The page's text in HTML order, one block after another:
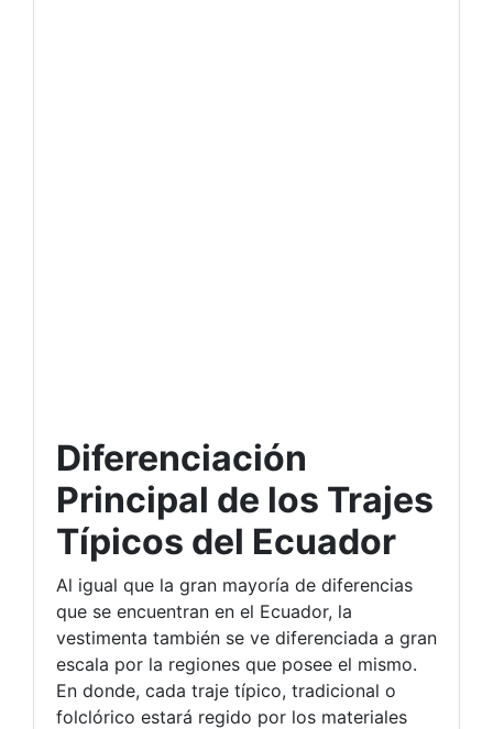
Diferenciación
Principal de los Trajes
Típicos del Ecuador
Al igual que la gran mayoría de diferencias
que se encuentran en el Ecuador, la
vestimenta también se ve diferenciada a gran
escala por la regiones que posee el mismo.
En donde, cada traje típico, tradicional o
folclórico estará regido por los materiales